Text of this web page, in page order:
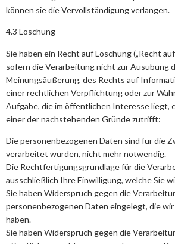
können sie die Vervollständigung verlangen.
4.3 Löschung
Sie haben ein Recht auf Löschung („Recht
sofern die Verarbeitung nicht zur Ausübung
Meinungsäußerung, des Rechts auf
einer rechtlichen Verpflichtung oder zur
Aufgabe, die im öffentlichen Interesse liegt,
einer der nachstehenden Gründe zutrifft:
Die personenbezogenen Daten sind für die
verarbeitet wurden, nicht mehr notwendig.
Die Rechtfertigungsgrundlage für die
ausschließlich Ihre Einwilligung, welche Sie
Sie haben Widerspruch gegen die
personenbezogenen Daten eingelegt, die
haben.
Sie haben Widerspruch gegen die